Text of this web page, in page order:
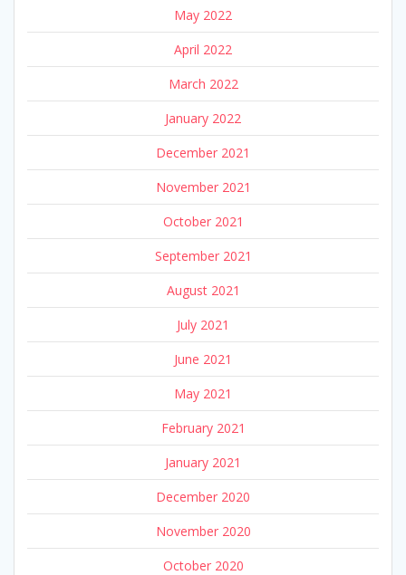
May 2022
April 2022
March 2022
January 2022
December 2021
November 2021
October 2021
September 2021
August 2021
July 2021
June 2021
May 2021
February 2021
January 2021
December 2020
November 2020
October 2020